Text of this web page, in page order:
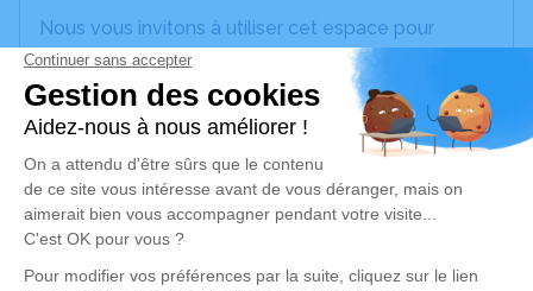
Nous vous invitons à utiliser cet espace pour
laisser vos condoléances, partager des photos
souvenirs, une anecdote ou exprimer vos pensées
à travers des poèmes ou des textes. Cet endroit
est un lieu d'expression dédié à honorer la
mémoire de Pierre FANTASIA.
Un service de plantation d’arbre hommage est
disponible ici